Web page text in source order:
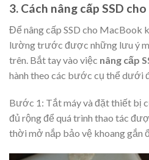
3. Cách nâng cấp SSD
Để nâng cấp SSD cho MacBook
lường trước được những lưu ý
trên. Bắt tay vào việc nâng cấp
hành theo các bước cụ thể dưới
Bước 1: Tắt máy và đặt thiết bị
đủ rộng để quá trình thao tác
thời mở nắp bảo vệ khoang gắn